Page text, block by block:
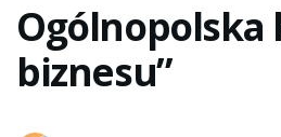
Ogólnopolska
biznesu”